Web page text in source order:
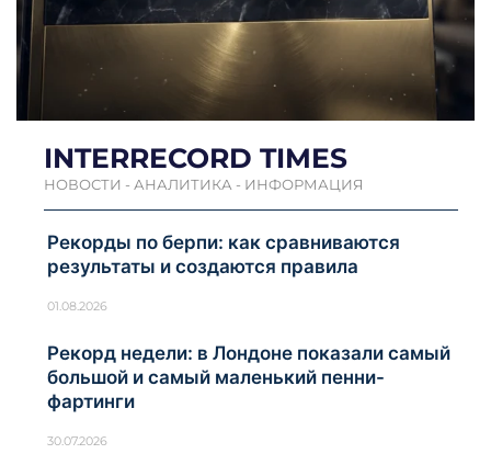
INTERRECORD TIMES
НОВОСТИ - АНАЛИТИКА - ИНФОРМАЦИЯ
Рекорды по берпи: как сравниваются
результаты и создаются правила
01.08.2026
Рекорд недели: в Лондоне показали самый
большой и самый маленький пенни-
фартинги
30.07.2026